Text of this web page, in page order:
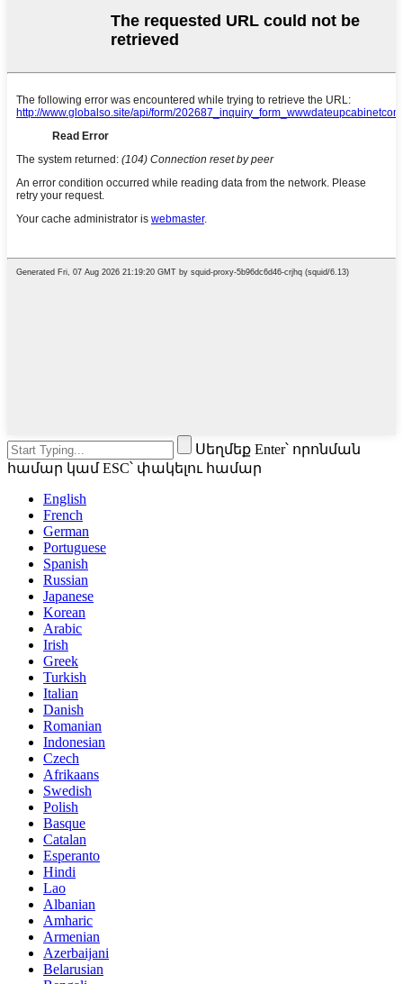
Սեղմեք Enter՝ որոնման
համար կամ ESC՝ փակելու համար
English
French
German
Portuguese
Spanish
Russian
Japanese
Korean
Arabic
Irish
Greek
Turkish
Italian
Danish
Romanian
Indonesian
Czech
Afrikaans
Swedish
Polish
Basque
Catalan
Esperanto
Hindi
Lao
Albanian
Amharic
Armenian
Azerbaijani
Belarusian